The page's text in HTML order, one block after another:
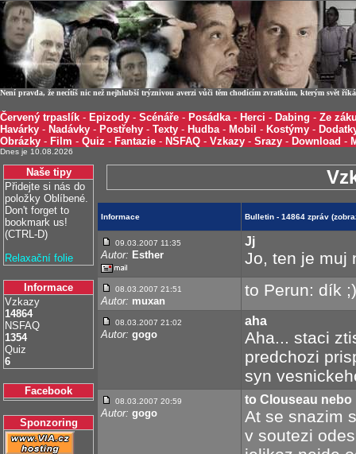
Není pravda, že necítíš nic než nejhlubší trýznivou averzi vůči těm chodícím zvratkům, kterým svět
Červený trpaslík - Epizody - Scénáře - Posádka- Herci - Dabing - Ze
Havárky - Nadávky - Postřehy - Texty - Hudba- Mobil - Kostýmy -
Obrázky - Film - Quiz - Fantazie - NSFAQ - Vzkazy - Srazy - Download -
Dnes je 10.08.2026
Naše tipy
Přidejte si nás do
položky Oblíbené.
Don't forget to
bookmark us!
(CTRL-D)
Relaxační folie
Informace
Vzkazy
14864
NSFAQ
1354
Quiz
6
Facebook
Sponzoring
Informace Bulletin - 14864 zpráv
09.03.2007 11:35
Autor: Esther
Jj
Jo, ten je muj
08.03.2007 21:51
Autor: muxan
to Perun: dík ;)
08.03.2007 21:02
Autor: gogo
aha
Aha... staci
predchozi
syn
08.03.2007 20:59
Autor: gogo
to Clouseau
At se snazim
v soutezi